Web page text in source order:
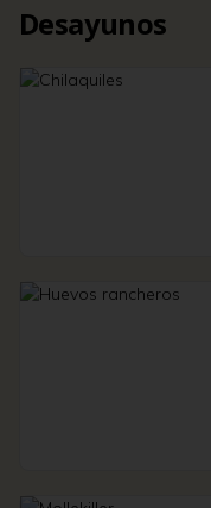
Desayunos